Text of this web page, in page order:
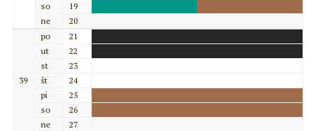
so
19
ne
20
39
po
21
ut
22
st
23
št
24
pi
25
so
26
ne
27